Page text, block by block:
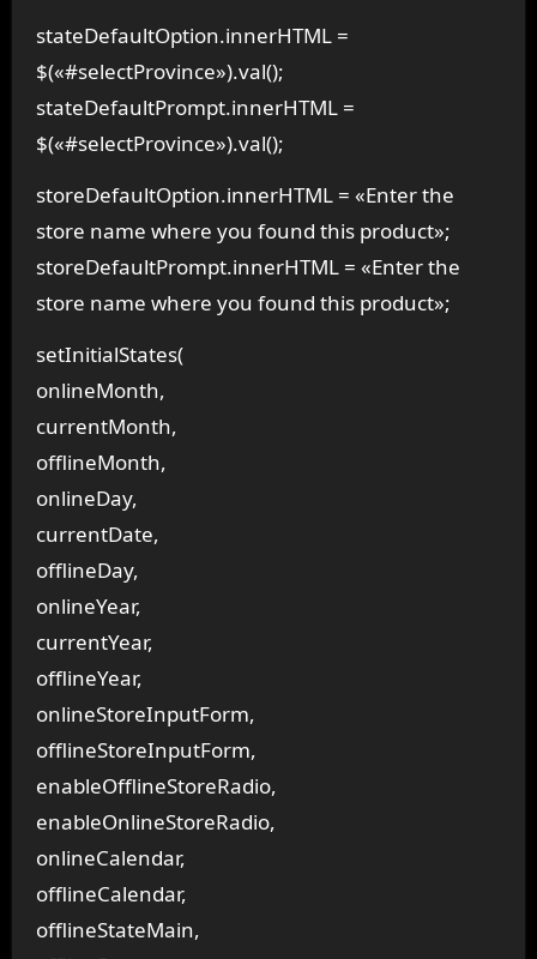
stateDefaultOption.innerHTML =
$(«#selectProvince»).val();
stateDefaultPrompt.innerHTML =
$(«#selectProvince»).val();
storeDefaultOption.innerHTML = «Enter the
store name where you found this product»;
storeDefaultPrompt.innerHTML = «Enter the
store name where you found this product»;
setInitialStates(
onlineMonth,
currentMonth,
offlineMonth,
onlineDay,
currentDate,
offlineDay,
onlineYear,
currentYear,
offlineYear,
onlineStoreInputForm,
offlineStoreInputForm,
enableOfflineStoreRadio,
enableOnlineStoreRadio,
onlineCalendar,
offlineCalendar,
offlineStateMain,